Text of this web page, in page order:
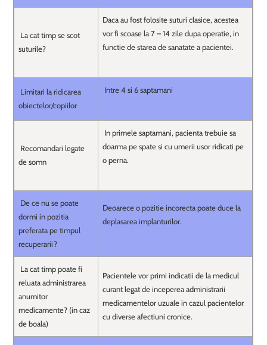
La cat timp se scot
suturile?
Daca au fost folosite suturi clasice, acestea
vor fi scoase la 7 – 14 zile dupa operatie, in
functie de starea de sanatate a pacientei.
Limitari la ridicarea
obiectelor/copiilor
Intre 4 si 6 saptamani
Recomandari legate
de somn
In primele saptamani, pacienta trebuie sa
doarma pe spate si cu umerii usor ridicati pe
o perna.
De ce nu se poate
dormi in pozitia
preferata pe timpul
recuperarii?
Deoarece o pozitie incorecta poate duce la
deplasarea implanturilor.
La cat timp poate fi
reluata administrarea
anumitor
medicamente? (in caz
de boala)
Pacientele vor primi indicatii de la medicul
curant legat de inceperea administrarii
medicamentelor uzuale in cazul pacientelor
cu diverse afectiuni cronice.